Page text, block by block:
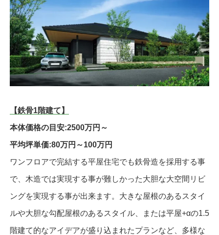
【鉄骨1階建て】
本体価格の目安:2500万円～
平均坪単価:80万円～100万円
ワンフロアで完結する平屋住宅でも鉄骨造を採用する事
で、木造では実現する事が難しかった大胆な大空間リビ
ングを実現する事が出来ます。大きな屋根のあるスタイ
ルや大胆な勾配屋根のあるスタイル、または平屋+αの1.5
階建て的なアイデアが盛り込まれたプランなど、多様な